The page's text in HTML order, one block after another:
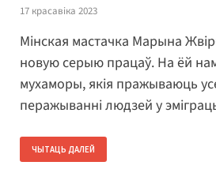
17 красавіка 2023
Мінская мастачка Марына
новую серыю працаў. На ёй
мухаморы, якія пражываюць
перажыванні людзей у
ЧЫТАЦЬ ДАЛЕЙ